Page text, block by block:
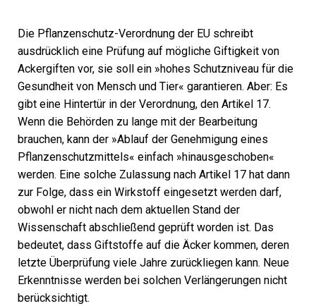
E
Die Pflanzenschutz-Verordnung der EU schreibt
ausdrücklich eine Prüfung auf mögliche Giftigkeit von
Ackergiften vor, sie soll ein »hohes Schutzniveau für die
Gesundheit von Mensch und Tier« garantieren. Aber: Es
gibt eine Hintertür in der Verordnung, den Artikel 17.
Wenn die Behörden zu lange mit der Bearbeitung
brauchen, kann der »Ablauf der Genehmigung eines
Pflanzenschutzmittels« einfach »hinausgeschoben«
werden. Eine solche Zulassung nach Artikel 17 hat dann
zur Folge, dass ein Wirkstoff eingesetzt werden darf,
obwohl er nicht nach dem aktuellen Stand der
Wissenschaft abschließend geprüft worden ist. Das
bedeutet, dass Giftstoffe auf die Äcker kommen, deren
letzte Überprüfung viele Jahre zurückliegen kann. Neue
Erkenntnisse werden bei solchen Verlängerungen nicht
berücksichtigt.